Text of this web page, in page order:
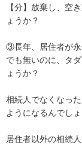
【分】放棄し、空
ょうか？
③長年、居住者が永
でも無いのに、タ
ょうか？
相続人でなくなっ
ようになるんでし
居住者以外の相続